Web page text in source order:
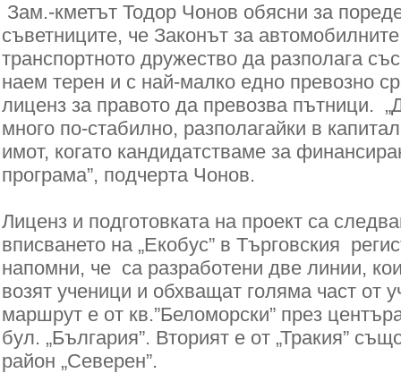
Зам.-кметът Тодор Чонов обясни за
съветниците, че Законът за
транспортното дружество да разполага
наем терен и с най-малко едно превозно
лиценз за правото да превозва пътници.
много по-стабилно, разполагайки в
имот, когато кандидатстваме за
програма”, подчерта Чонов.
Лиценз и подготовката на проект са
вписването на „Екобус” в Търговския
напомни, че са разработени две линии,
возят ученици и обхващат голяма част от
маршрут е от кв.”Беломорски” през
бул. „България”. Вторият е от „Тракия”
район „Северен”.